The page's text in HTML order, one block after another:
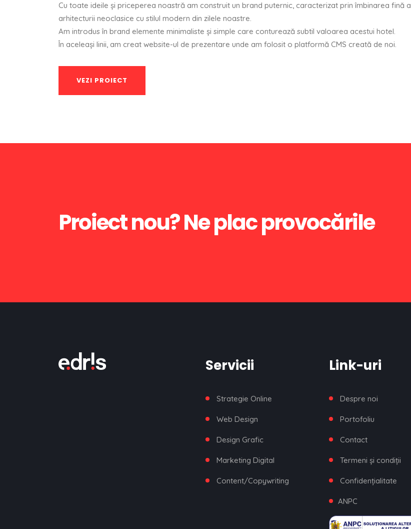
Cu toate ideile şi priceperea noastră am construit un brand puternic, caracterizat prin îmbinarea fină a
arhitecturii neoclasice cu stilul modern din zilele noastre.
Am introdus în brand elemente minimaliste şi simple care conturează subtil valoarea acestui hotel.
În aceleaşi linii, am creat website-ul de prezentare unde am folosit o platformă CMS creată de noi.
VEZI PROIECT
Proiect nou? Ne plac provocările
Servicii
Strategie Online
Web Design
Design Grafic
Marketing Digital
Content/Copywriting
Link-uri
Despre noi
Portofoliu
Contact
Termeni și condiții
Confidențialitate
ANPC